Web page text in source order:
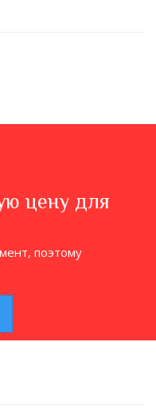
цену для
поэтому